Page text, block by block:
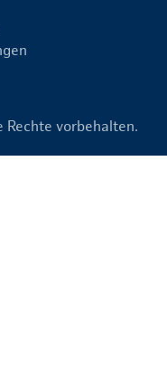
vorbehalten.